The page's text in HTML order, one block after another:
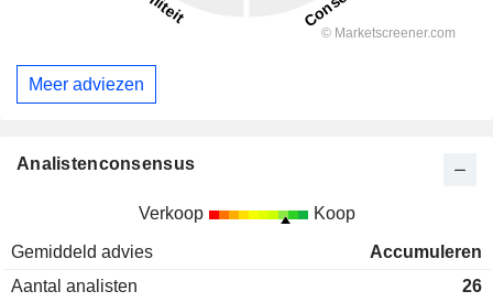
Meer adviezen
Analistenconsensus
Verkoop Koop
Gemiddeld advies
Accumuleren
Aantal analisten
26